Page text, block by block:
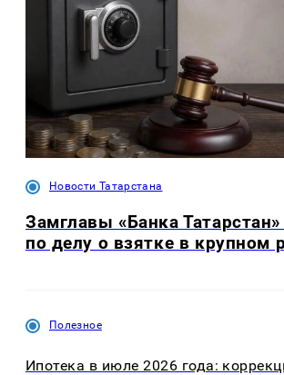
Новости Татарстана
Замглавы «Банка
по делу о взятке в крупном
Полезное
Ипотека в июле 2026 года: